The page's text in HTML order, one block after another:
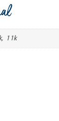
11k